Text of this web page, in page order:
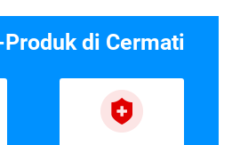
di Cermati